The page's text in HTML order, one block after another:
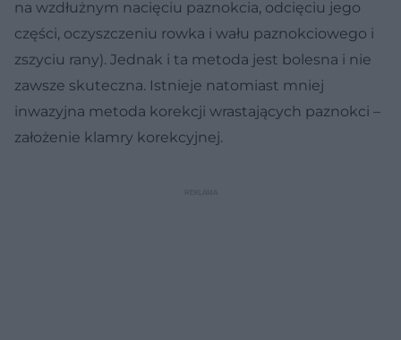
na wzdłużnym nacięciu paznokcia, odcięciu jego
części, oczyszczeniu rowka i wału paznokciowego i
zszyciu rany). Jednak i ta metoda jest bolesna i nie
zawsze skuteczna. Istnieje natomiast mniej
inwazyjna metoda korekcji wrastających paznokci –
założenie klamry korekcyjnej.